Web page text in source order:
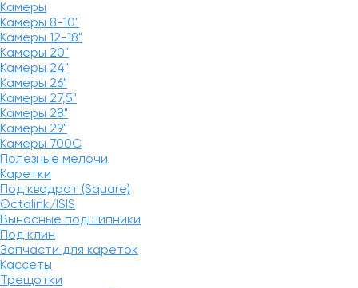
Камеры
Камеры 8-10"
Камеры 12-18"
Камеры 20"
Камеры 24"
Камеры 26"
Камеры 27,5"
Камеры 28"
Камеры 29"
Камеры 700C
Полезные мелочи
Каретки
Под квадрат (Square)
Octalink/ISIS
Выносные подшипники
Под клин
Запчасти для кареток
Кассеты
Трещотки